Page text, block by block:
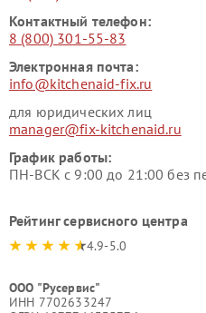
Контактный телефон:
8 (800) 301-55-83
Электронная почта:
info@kitchenaid-fix.ru
для юридических лиц
manager@fix-kitchenaid.ru
График работы:
ПН-ВСК с 9:00 до 21:00 без
Рейтинг сервисного центра
4.9-5.0
ООО "Русервис"
ИНН 7702633247